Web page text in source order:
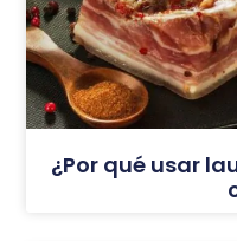
¿Por qué usar